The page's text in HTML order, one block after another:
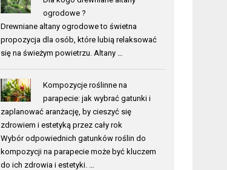
ogrodowe ?
Drewniane altany ogrodowe to świetna
propozycja dla osób, które lubią relaksować
się na świeżym powietrzu. Altany …
Kompozycje roślinne na
parapecie: jak wybrać gatunki i
zaplanować aranżację, by cieszyć się
zdrowiem i estetyką przez cały rok
Wybór odpowiednich gatunków roślin do
kompozycji na parapecie może być kluczem
do ich zdrowia i estetyki. …